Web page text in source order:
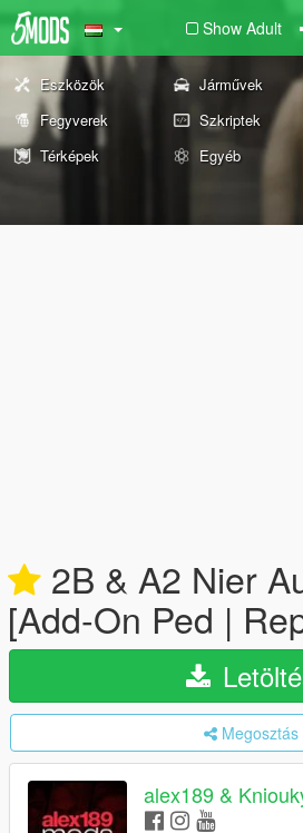
Show Adult
Eszközök Járművek
Fegyverek
Szkriptek
Térképek
Egyéb
2B & A2 Nier
[Add-On Ped |
Megosztás
alex189 &